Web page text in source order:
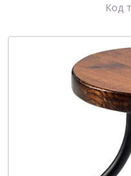
Код